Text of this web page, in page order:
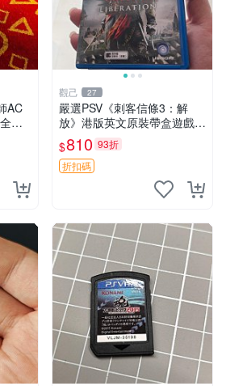
AC
新
機
右
、
觀己 27
嚴選PSV《刺客信條3：解
放》港版英文原裝帶盒遊戲，
幾乎全新無損，卡帶包裝保存
極佳，適合收藏。動作冒險
類，支援PSV主機。英文版發
貨。 刺客信條3 解放
$810 93折
折扣碼